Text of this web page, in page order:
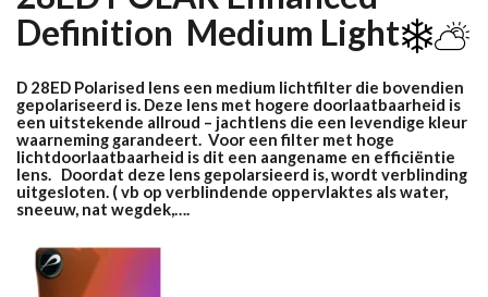
Definition Medium Light
D 28ED Polarised lens een medium lichtfilter die bovendien
gepolariseerd is. Deze lens met hogere doorlaatbaarheid is
een uitstekende allroud – jachtlens die een levendige kleur
waarneming garandeert. Voor een filter met hoge
lichtdoorlaatbaarheid is dit een aangename en efficiëntie
lens. Doordat deze lens gepolarsieerd is, wordt verblinding
uitgesloten. ( vb op verblindende oppervlaktes als water,
sneeuw, nat wegdek,….